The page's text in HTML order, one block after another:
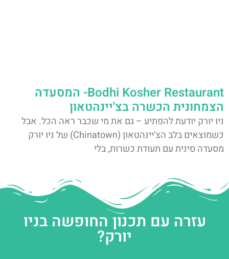
Bodhi Kosher Restaurant- המסעדה
הצמחונית הכשרה בצ'יינהטאון
ניו יורק יודעת להפתיע – גם את מי שכבר ראה הכל. אבל
כשמוצאים בלב הצ'יינהטאון (Chinatown) של ניו יורק
מסעדה סינית עם תעודת כשרות, בלי
עזרה עם תכנון החופשה בניו
יורק?